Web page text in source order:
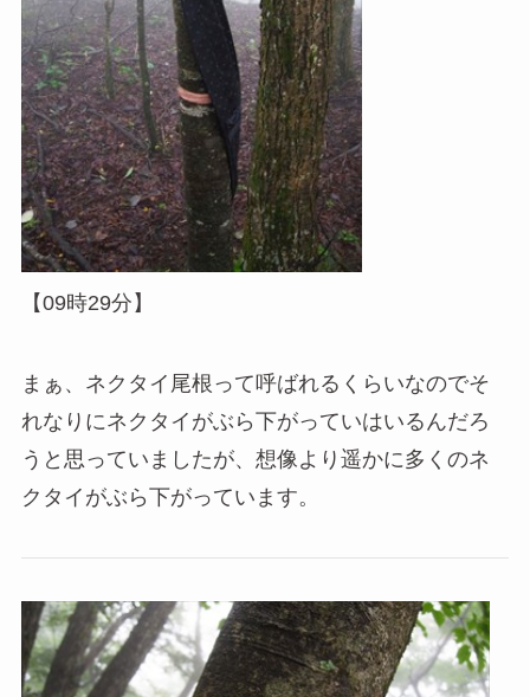
【09時29分】
まぁ、ネクタイ尾根って呼ばれるくらいなのでそ
れなりにネクタイがぶら下がっていはいるんだろ
うと思っていましたが、想像より遥かに多くのネ
クタイがぶら下がっています。